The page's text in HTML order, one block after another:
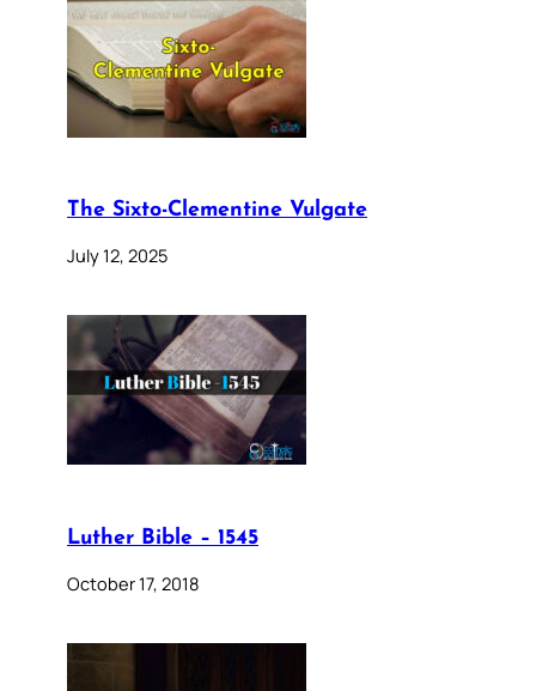
The Sixto-Clementine Vulgate
July 12, 2025
Luther Bible – 1545
October 17, 2018